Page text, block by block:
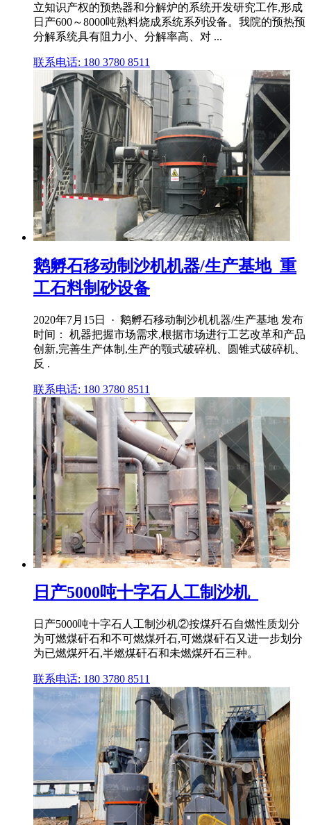
立知识产权的预热器和分解炉的系统开发研究工作,形成
日产600～8000吨熟料烧成系统系列设备。我院的预热预
分解系统具有阻力小、分解率高、对 ...
联系电话: 180 3780 8511
鹅孵石移动制沙机机器/生产基地_重
工石料制砂设备
2020年7月15日 · 鹅孵石移动制沙机机器/生产基地 发布
时间： 机器把握市场需求,根据市场进行工艺改革和产品
创新,完善生产体制,生产的颚式破碎机、圆锥式破碎机、
反 .
联系电话: 180 3780 8511
日产5000吨十字石人工制沙机_
日产5000吨十字石人工制沙机②按煤歼石自燃性质划分
为可燃煤矸石和不可燃煤歼石,可燃煤矸石又进一步划分
为已燃煤歼石,半燃煤矸石和未燃煤歼石三种。
联系电话: 180 3780 8511